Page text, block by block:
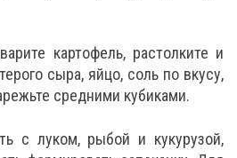
картофель, растолките и
сыра, яйцо, соль по вкусу,
средними кубиками.
с луком, рыбой и кукурузой,